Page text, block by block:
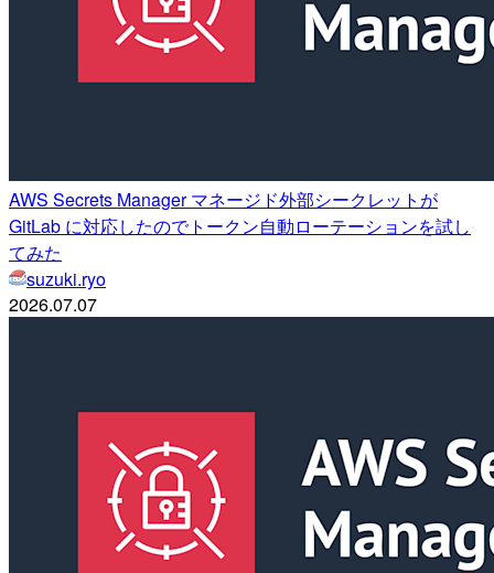
AWS Secrets Manager マネージド外部シークレットが
GitLab に対応したのでトークン自動ローテーションを試し
てみた
suzuki.ryo
2026.07.07